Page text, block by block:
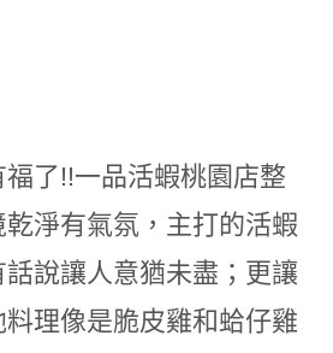
了!!一品活蝦桃園店整
淨有氣氛，主打的活蝦
說讓人意猶未盡；更讓
理像是脆皮雞和蛤仔雞